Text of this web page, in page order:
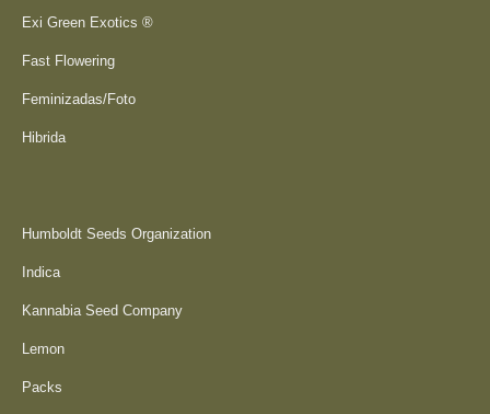
Exi Green Exotics ®
Fast Flowering
Feminizadas/Foto
Hibrida
Humboldt Seeds Organization
Indica
Kannabia Seed Company
Lemon
Packs